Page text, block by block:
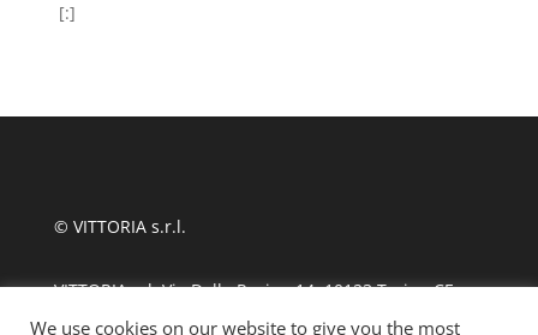
[:]
© VITTORIA s.r.l.
VITTORIA srl, Via Delle Rosine 14, 10123 Torino CF
11124480010
We use cookies on our website to give you the most